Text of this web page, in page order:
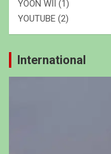
YOON WII
(1)
YOUTUBE (2)
International